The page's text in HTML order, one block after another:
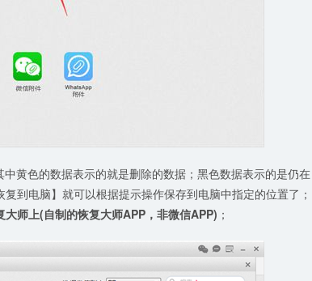
黄色的数据表示的就是删除的数据；黑色数据表示的是仍在
到电脑】就可以根据提示操作保存到电脑中指定的位置了；
师上(自制的恢复大师APP，非微信APP) ；